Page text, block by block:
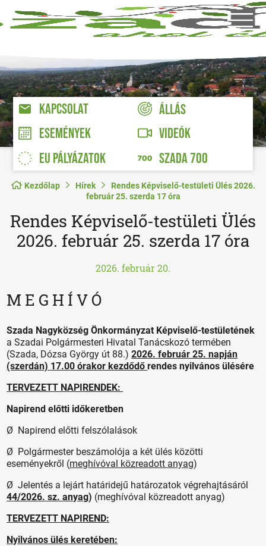
KAPCSOLAT
ÁLLÁS
ESEMÉNYEK
VIDEÓK
EU PÁLYÁZATOK
SZADA 700
Kezdőlap Hírek
Rendes Képviselő-testületi Ülés 2026.
február 25. szerda 17 óra
Rendes Képviselő-testületi Ülés
2026. február 25. szerda 17 óra
2026. február 20.
M E G H Í V Ó
Szada Nagyközség Önkormányzat Képviselő-testületének
a Szadai Polgármesteri Hivatal Tanácskozó termében
(Szada, Dózsa György út 88.)2026. február 25. napján
(szerdán) 17.00 órakor kezdődőrendes nyilvános ülésére
TERVEZETT NAPIRENDEK:
Napirend előtti időkeretben
Ø Napirend előtti felszólalások
Ø Polgármester beszámolója a két ülés közötti
eseményekről (meghívóval közreadott anyag)
Ø Jelentés a lejárt határidejű határozatok végrehajtásáról
44/2026. sz. anyag) (meghívóval közreadott anyag)
TERVEZETT NAPIREND:
Nyilvános ülés keretében: